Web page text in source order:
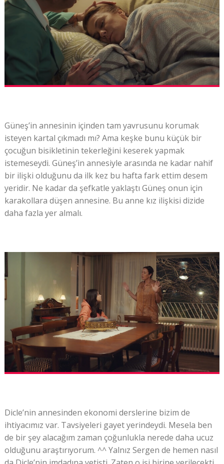
Güneş’in annesinin içinden tam yavrusunu korumak
isteyen kartal çıkmadı mı? Ama keşke bunu küçük bir
çocuğun bisikletinin tekerleğini keserek yapmak
istemeseydi. Güneş’in annesiyle arasında ne kadar nahif
bir ilişki olduğunu da ilk kez bu hafta fark ettim desem
yeridir. Ne kadar da şefkatle yaklaştı Güneş onun için
karakollara düşen annesine. Bu anne kız ilişkisi dizide
daha fazla yer almalı.
Dicle’nin annesinden ekonomi derslerine bizim de
ihtiyacımız var. Tavsiyeleri gayet yerindeydi. Mesela ben
de bir şey alacağım zaman çoğunlukla nerede daha ucuz
olduğunu araştırıyorum. ^^ Yalnız Sergen de hemen nasıl